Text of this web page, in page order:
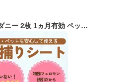
ダニ捕りシート ダニ 駆除 キマリダニー 2枚 1ヵ月有効 ペット 犬 猫 アレルギー アレルゲン 誘引剤 殺虫成分不使用 天然 赤ちゃん ベッド マットレス 布団 害虫 かゆい かゆみ 防虫 防止 退治 皮膚 みどり生活